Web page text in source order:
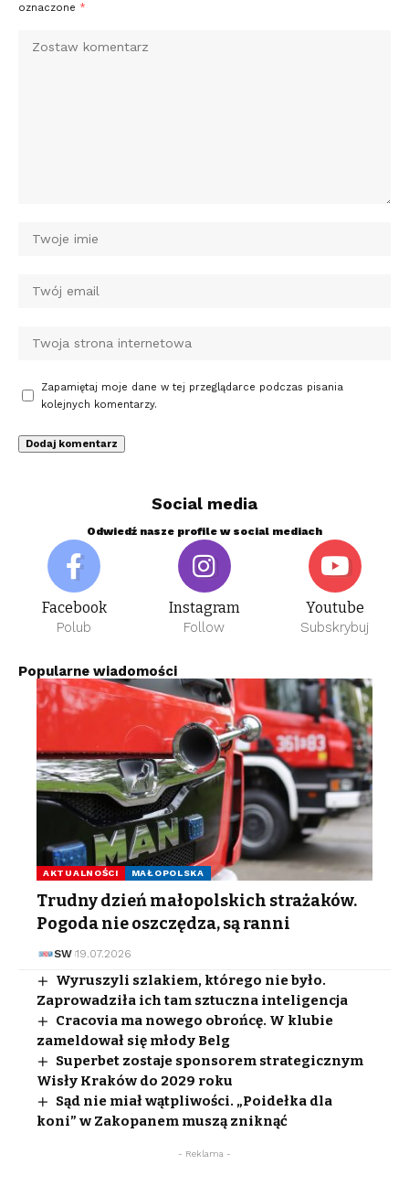
oznaczone *
Zapamiętaj moje dane w tej przeglądarce podczas pisania
kolejnych komentarzy.
Social media
Odwiedź nasze profile w social mediach
Facebook
Polub
Instagram
Follow
Youtube
Subskrybuj
Popularne wiadomości
AKTUALNOŚCI MAŁOPOLSKA
Trudny dzień małopolskich strażaków.
Pogoda nie oszczędza, są ranni
SW 19.07.2026
Wyruszyli szlakiem, którego nie było.
Zaprowadziła ich tam sztuczna inteligencja
Cracovia ma nowego obrońcę. W klubie
zameldował się młody Belg
Superbet zostaje sponsorem strategicznym
Wisły Kraków do 2029 roku
Sąd nie miał wątpliwości. „Poidełka dla
koni” w Zakopanem muszą zniknąć
- Reklama -